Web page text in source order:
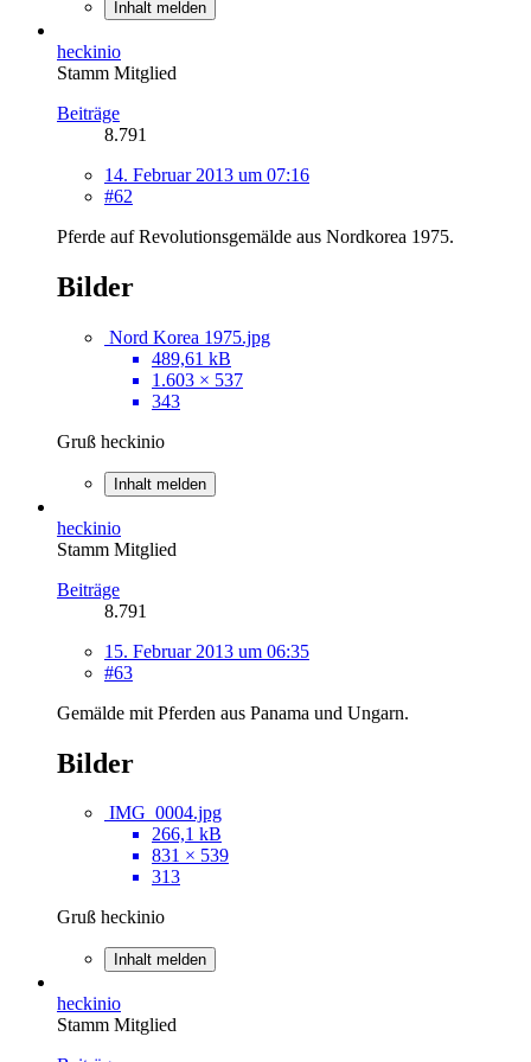
Inhalt melden
heckinio
Stamm Mitglied
Beiträge
8.791
14. Februar 2013 um 07:16
#62
Pferde auf Revolutionsgemälde aus Nordkorea 1975.
Bilder
Nord Korea 1975.jpg
489,61 kB
1.603 × 537
343
Gruß heckinio
Inhalt melden
heckinio
Stamm Mitglied
Beiträge
8.791
15. Februar 2013 um 06:35
#63
Gemälde mit Pferden aus Panama und Ungarn.
Bilder
IMG_0004.jpg
266,1 kB
831 × 539
313
Gruß heckinio
Inhalt melden
heckinio
Stamm Mitglied